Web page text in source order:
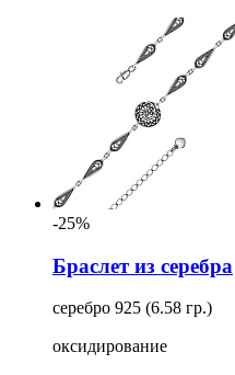
-25%
Браслет из серебра
серебро 925 (6.58 гр.)
оксидирование